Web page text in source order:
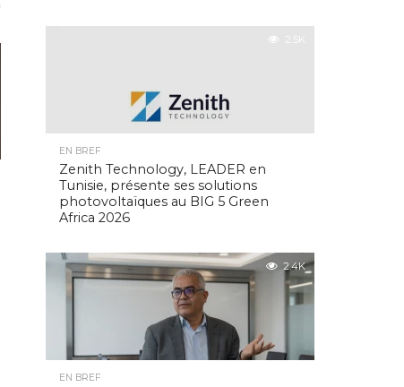
2.5K
EN BREF
Zenith Technology, LEADER en
Tunisie, présente ses solutions
photovoltaïques au BIG 5 Green
Africa 2026
2.4K
EN BREF